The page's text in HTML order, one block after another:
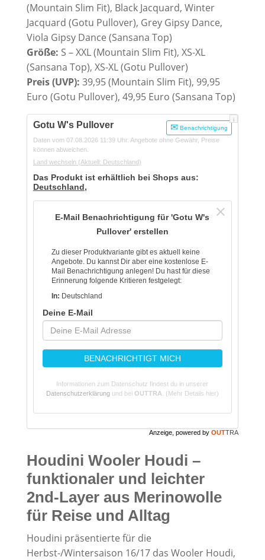
(Mountain Slim Fit), Black Jacquard, Winter
Jacquard (Gotu Pullover), Grey Gipsy Dance,
Viola Gipsy Dance (Sansana Top)
Größe: S – XXL (Mountain Slim Fit), XS-XL
(Sansana Top), XS-XL (Gotu Pullover)
Preis (UVP): 39,95 (Mountain Slim Fit), 99,95
Euro (Gotu Pullover), 49,95 Euro (Sansana Top)
i
Gotu W's Pullover Benachrichtigung
Daten vom 07.08.2026 11:39 Uhr. Angebote ohne Gewähr, Preise
können abweichen.
Land wechseln (Aktuell: Deutschland)
Das Produkt ist erhältlich bei Shops aus:
Deutschland,
E-Mail Benachrichtigung für 'Gotu W's
Pullover' erstellen
Zu dieser Produktvariante gibt es aktuell keine
Angebote. Du kannst Dir aber eine kostenlose E-
Mail Benachrichtigung anlegen! Du hast für diese
Erinnerung folgende Kritieren festgelegt:
In: Deutschland
Deine E-Mail
BENACHRICHTIGT MICH
Informationen zum Datenschutz findest du in unserer
Datenschutzerklärungund bei OUTTRA (Mehr Details hier)
Anzeige, powered byOUTTRA
Houdini Wooler Houdi –
funktionaler und leichter
2nd-Layer aus Merinowolle
für Reise und Alltag
Houdini präsentierte für die
Herbst-/Wintersaison 16/17 das Wooler Houdi,